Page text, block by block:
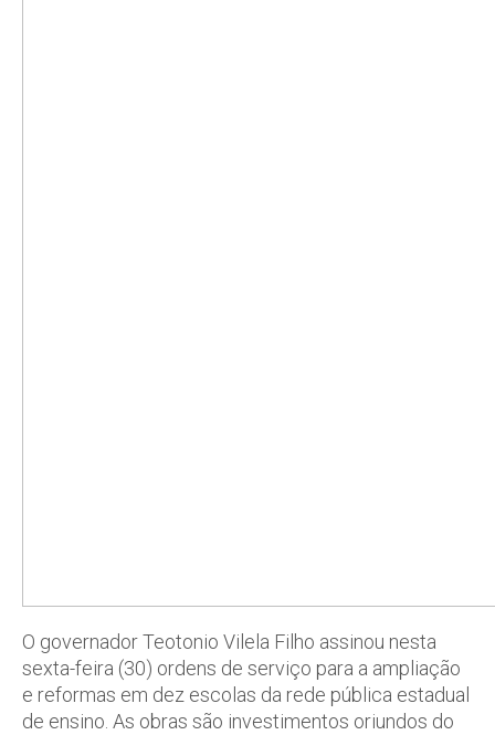
O governador Teotonio Vilela Filho assinou nesta
sexta-feira (30) ordens de serviço para a ampliação
e reformas em dez escolas da rede pública estadual
de ensino. As obras são investimentos oriundos do